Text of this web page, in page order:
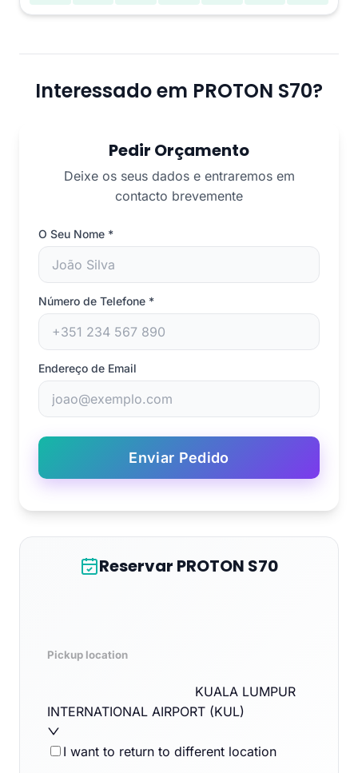
Interessado em PROTON S70?
Pedir Orçamento
Deixe os seus dados e entraremos em
contacto brevemente
O Seu Nome *
Número de Telefone *
Endereço de Email
Enviar Pedido
Reservar PROTON S70